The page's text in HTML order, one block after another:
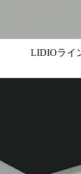
LIDIOライ